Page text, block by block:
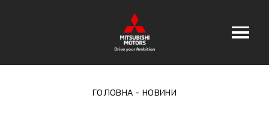
ГОЛОВНА НОВИНИ